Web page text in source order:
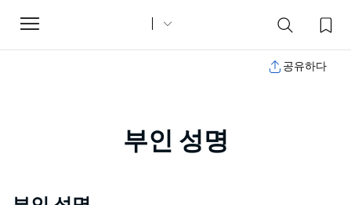
Toggle
navigation
공유하다
부인 성명